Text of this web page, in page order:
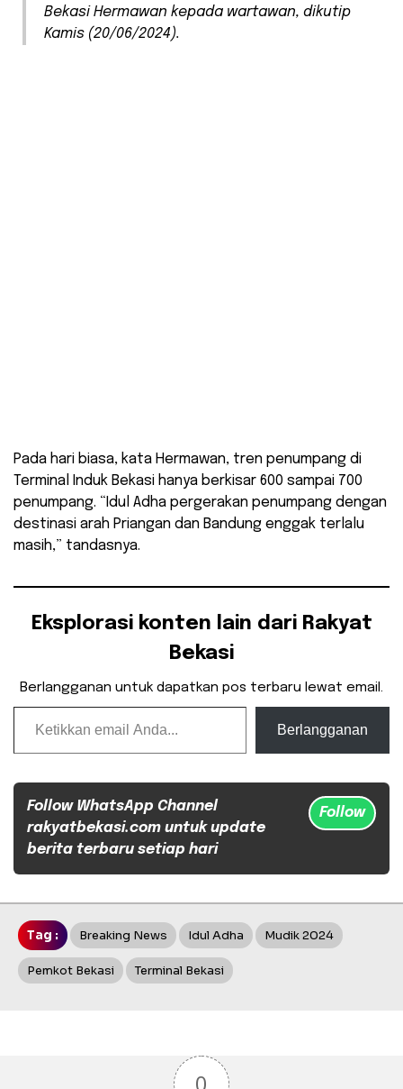
Bekasi Hermawan kepada wartawan, dikutip
Kamis (20/06/2024).
Pada hari biasa, kata Hermawan, tren penumpang di
Terminal Induk Bekasi hanya berkisar 600 sampai 700
penumpang. “Idul Adha pergerakan penumpang dengan
destinasi arah Priangan dan Bandung enggak terlalu
masih,” tandasnya.
Eksplorasi konten lain dari Rakyat
Bekasi
Berlangganan untuk dapatkan pos terbaru lewat email.
Ketikkan email Anda...
Berlangganan
Follow WhatsApp Channel
rakyatbekasi.com untuk update
berita terbaru setiap hari
Follow
Tag : Breaking News Idul Adha Mudik 2024
Pemkot Bekasi Terminal Bekasi